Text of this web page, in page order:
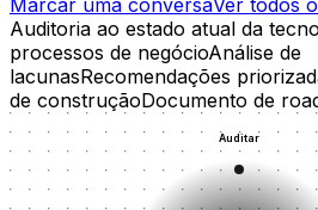
Auditoria ao estado atual da
processos de negócioAnálise de
lacunasRecomendações
de construçãoDocumento de
Auditar